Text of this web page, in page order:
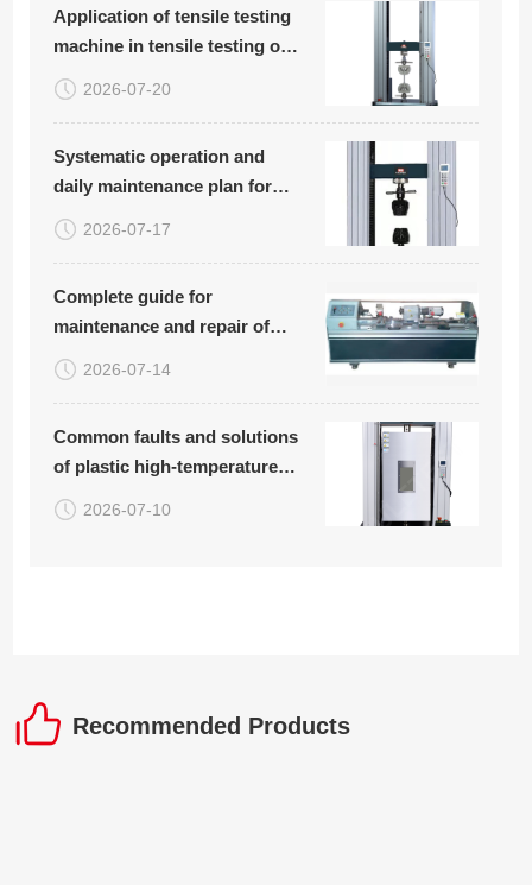
Application of tensile testing
machine in tensile testing of
plastic woven bags
2026-07-20
Systematic operation and
daily maintenance plan for
carbon fiber board tensile
compression bending testing
2026-07-17
Complete guide for
maintenance and repair of
rotary bending fatigue testing
machine (with common
attached)
2026-07-14
Common faults and solutions
of plastic high-temperature
tensile testing machine
2026-07-10
Recommended Products